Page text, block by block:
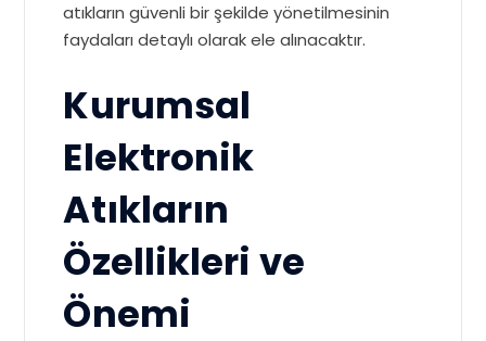
atıkların güvenli bir şekilde yönetilmesinin
faydaları detaylı olarak ele alınacaktır.
Kurumsal
Elektronik
Atıkların
Özellikleri ve
Önemi